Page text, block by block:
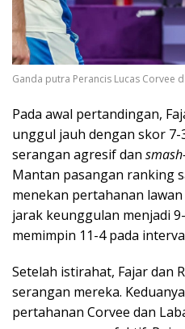
Ganda putra Perancis Lucas Corvee
Pada awal pertandingan,
unggul jauh dengan skor
serangan agresif dan
Mantan pasangan ranking
menekan pertahanan
jarak keunggulan menjadi
memimpin 11-4 pada
Setelah istirahat, Fajar dan
serangan mereka.
pertahanan Corvee dan